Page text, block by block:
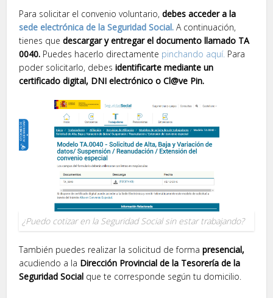
Para solicitar el convenio voluntario,debes acceder a la
sede electrónica de la Seguridad Social. A continuación,
tienes quedescargar y entregar el documento llamado TA
0040. Puedes hacerlo directamente pinchando aquí. Para
poder solicitarlo, debesidentificarte mediante un
certificado digital, DNI electrónico o Cl@ve Pin.
¿Puedo cotizar en la Seguridad Social sin estar trabajando?
También puedes realizar la solicitud de formapresencial,
acudiendo a la Dirección Provincial de la Tesorería de la
Seguridad Social que te corresponde según tu domicilio.